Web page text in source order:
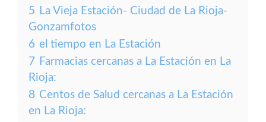
5 La Vieja Estación- Ciudad de La Rioja-
Gonzamfotos
6 el tiempo en La Estación
7 Farmacias cercanas a La Estación en La
Rioja:
8 Centos de Salud cercanas a La Estación
en La Rioja: